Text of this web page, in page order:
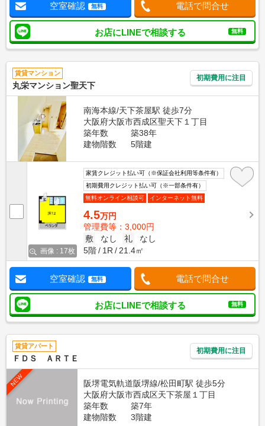
空室確認 無料 電話で問合せ
お店にLINEで相談する 無料
賃貸マンション
丸栄マンション聖天下
初期費用に注目
南海本線/天下茶屋駅 徒歩7分
大阪府大阪市西成区聖天下１丁目
築年数
築38年
建物階数
5階建
画像 : 17枚
家賃クレジット払い可（※保証会社利用等条件有）
初期費用クレジット払い可（※一部条件有）
無料オンライン相談可
インターネット無料
4.5万円
管理費等：3,000円
敷
なし 礼
なし
5階
1R 21.4㎡
空室確認 無料 電話で問合せ
お店にLINEで相談する 無料
賃貸アパート
ＦＤＳ ＡＲＴＥ
初期費用に注目
NEW
阪堺電気軌道阪堺線/松田町駅 徒歩5分
大阪府大阪市西成区天下茶屋１丁目
築年数
築7年
建物階数
3階建